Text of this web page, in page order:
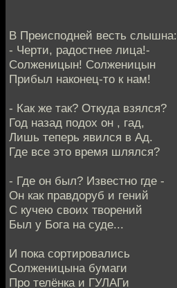
В Преисподней весть слышна:
- Черти, радостнее лица!-
Солженицын! Солженицын
Прибыл наконец-то к нам!
- Как же так? Откуда взялся?
Год назад подох он , гад,
Лишь теперь явился в Ад.
Где все это время шлялся?
- Где он был? Известно где -
Он как правдоруб и гений
С кучею своих творений
Был у Бога на суде...
И пока сортировались
Солженицына бумаги
Про телёнка и ГУЛАГи